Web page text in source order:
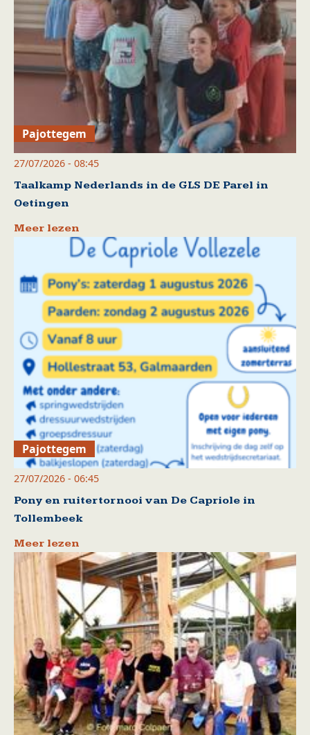
Pajottegem
27/07/2026 - 08:45
Taalkamp Nederlands in de GLS DE Parel in
Oetingen
Meer lezen
Pajottegem
27/07/2026 - 06:45
Pony en ruitertornooi van De Capriole in
Tollembeek
Meer lezen